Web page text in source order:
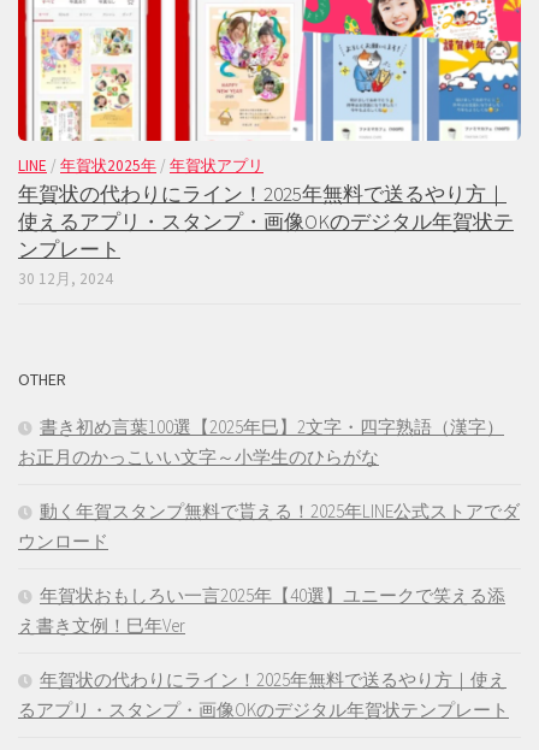
LINE / 年賀状2025年 / 年賀状アプリ
年賀状の代わりにライン！2025年無料で送るやり方｜
使えるアプリ・スタンプ・画像OKのデジタル年賀状テ
ンプレート
30 12月, 2024
OTHER
書き初め言葉100選【2025年巳】2文字・四字熟語（漢字）
お正月のかっこいい文字～小学生のひらがな
動く年賀スタンプ無料で貰える！2025年LINE公式ストアでダ
ウンロード
年賀状おもしろい一言2025年【40選】ユニークで笑える添
え書き文例！巳年Ver
年賀状の代わりにライン！2025年無料で送るやり方｜使え
るアプリ・スタンプ・画像OKのデジタル年賀状テンプレート